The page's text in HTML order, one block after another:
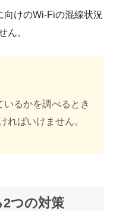
けのWi-Fiの混線状況
ん。
るかを調べるとき
ればいけません。
つの対策